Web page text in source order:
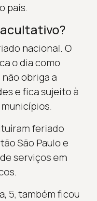
país.
nacional. O
o dia como
obriga a
e fica sujeito à
feriado
São Paulo e
serviços em
5, também ficou